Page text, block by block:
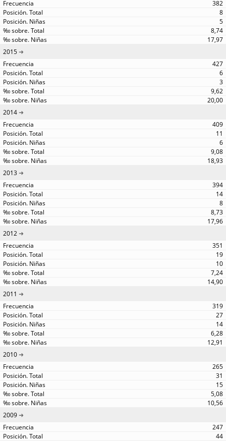
382
8
5
8,74
17,97
2015
427
6
3
9,62
20,00
2014
409
11
6
9,08
18,93
2013
394
14
8
8,73
17,96
2012
351
19
10
7,24
14,90
2011
319
27
14
6,28
12,91
2010
265
31
15
5,08
10,56
2009
247
44